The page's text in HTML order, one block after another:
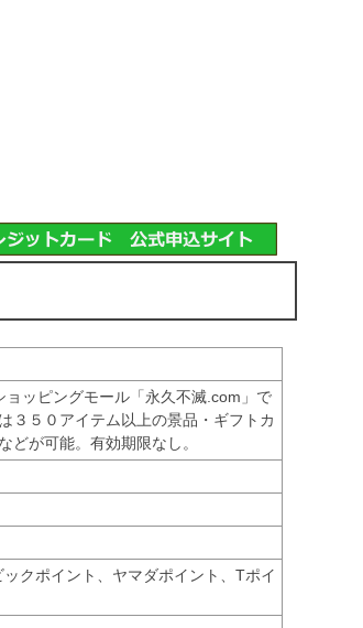
ョッピングモール「永久不滅.com」で
３５０アイテム以上の景品・ギフトカ
どが可能。有効期限なし。
クポイント、ヤマダポイント、Tポイ